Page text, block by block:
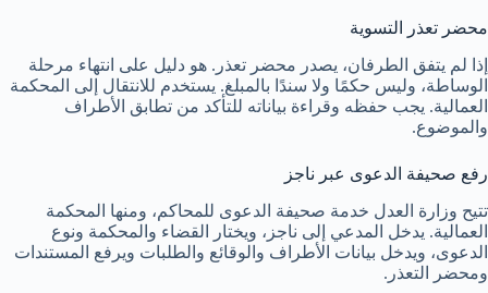
محضر تعذر التسوية
إذا لم يتفق الطرفان، يصدر محضر تعذر. هو دليل على انتهاء مرحلة
الوساطة، وليس حكمًا ولا سندًا بالمبلغ. يستخدم للانتقال إلى المحكمة
العمالية. يجب حفظه وقراءة بياناته للتأكد من تطابق الأطراف
والموضوع.
رفع صحيفة الدعوى عبر ناجز
تتيح وزارة العدل خدمة صحيفة الدعوى للمحاكم، ومنها المحكمة
العمالية. يدخل المدعي إلى ناجز، ويختار القضاء والمحكمة ونوع
الدعوى، ويدخل بيانات الأطراف والوقائع والطلبات ويرفع المستندات
ومحضر التعذر.